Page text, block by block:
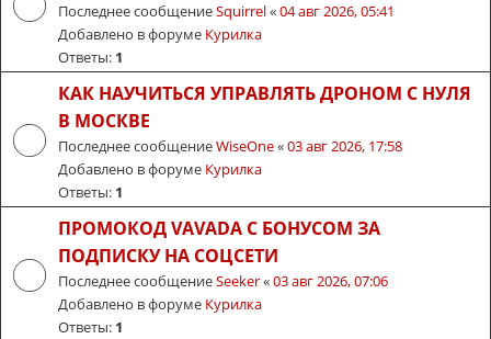
Последнее сообщениеSquirrel«04 авг 2026, 05:41
Добавлено в форуме Курилка
Ответы: 1
КАК НАУЧИТЬСЯ УПРАВЛЯТЬ ДРОНОМ С НУЛЯ
В МОСКВЕ
Последнее сообщениеWiseOne«03 авг 2026, 17:58
Добавлено в форуме Курилка
Ответы: 1
ПРОМОКОД VAVADA С БОНУСОМ ЗА
ПОДПИСКУ НА СОЦСЕТИ
Последнее сообщениеSeeker«03 авг 2026, 07:06
Добавлено в форуме Курилка
Ответы: 1